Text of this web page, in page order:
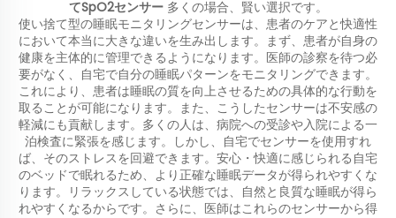
てSpO2センサー 多くの場合、賢い選択です。
使い捨て型の睡眠モニタリングセンサーは、患者のケアと快適性
において本当に大きな違いを生み出します。まず、患者が自身の
健康を主体的に管理できるようになります。医師の診察を待つ必
要がなく、自宅で自分の睡眠パターンをモニタリングできます。
これにより、患者は睡眠の質を向上させるための具体的な行動を
取ることが可能になります。また、こうしたセンサーは不安感の
軽減にも貢献します。多くの人は、病院への受診や入院による一
泊検査に緊張を感じます。しかし、自宅でセンサーを使用すれ
ば、そのストレスを回避できます。安心・快適に感じられる自宅
のベッドで眠れるため、より正確な睡眠データが得られやすくな
ります。リラックスしている状態では、自然と良質な睡眠が得ら
れやすくなるからです。さらに、医師はこれらのセンサーから得